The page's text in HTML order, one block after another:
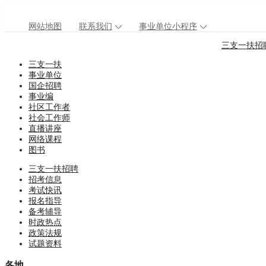
网站地图 联系我们
事业单位小程序
三支一扶招
三支一扶
事业单位
国企招聘
事业编
社区工作者
社会工作师
直播讲座
网络课程
图书
三支一扶招聘
招考信息
考试快讯
报名指导
备考辅导
时政热点
政策法规
试题资料